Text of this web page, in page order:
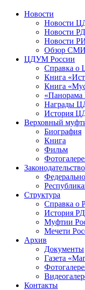
Новости
Новости
Новости
Новости
Обзор СМИ
ЦДУМ России
Справка о
Книга
Книга
Награды
История
Верховный
Биография
Книга
Фильм
Законодательство
Структура
Справка о
История
Муфтии
Мечети
Архив
Документы
Газета
Контакты